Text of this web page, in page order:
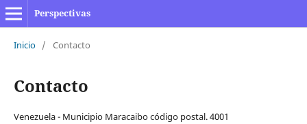
Perspectivas
Inicio / Contacto
Contacto
Venezuela - Municipio Maracaibo código postal. 4001